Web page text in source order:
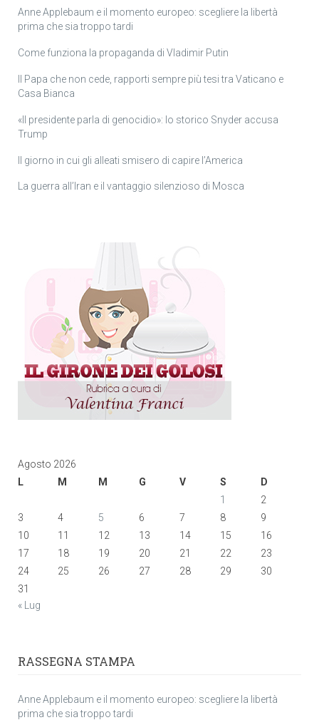
Anne Applebaum e il momento europeo: scegliere la libertà
prima che sia troppo tardi
Come funziona la propaganda di Vladimir Putin
Il Papa che non cede, rapporti sempre più tesi tra Vaticano e
Casa Bianca
«Il presidente parla di genocidio»: lo storico Snyder accusa
Trump
Il giorno in cui gli alleati smisero di capire l’America
La guerra all’Iran e il vantaggio silenzioso di Mosca
Agosto 2026
L
M M G V S
D
1
2
3
4 5 6 7 8
9
10
11 12 13 14 15
16
17
18 19 20 21 22
23
24
25 26 27 28 29
30
31
« Lug
RASSEGNA STAMPA
Anne Applebaum e il momento europeo: scegliere la libertà
prima che sia troppo tardi